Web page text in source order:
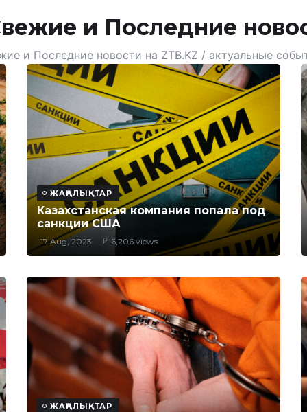
и Последние
и Последние новости на ZTB.KZ / актуальные
ЖАҢАЛЫҚТАР
Казахстанская компания попала под
санкции США
17 Aug, 2023 6,206 views
ЖАҢАЛЫҚТАР